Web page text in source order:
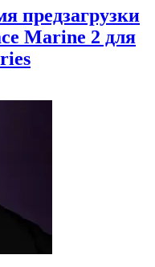
предзагрузки
Marine 2 для